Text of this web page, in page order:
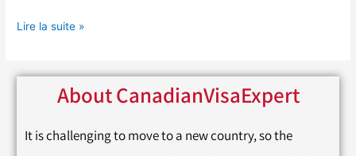
Lire la suite »
About CanadianVisaExpert
It is challenging to move to a new country, so the